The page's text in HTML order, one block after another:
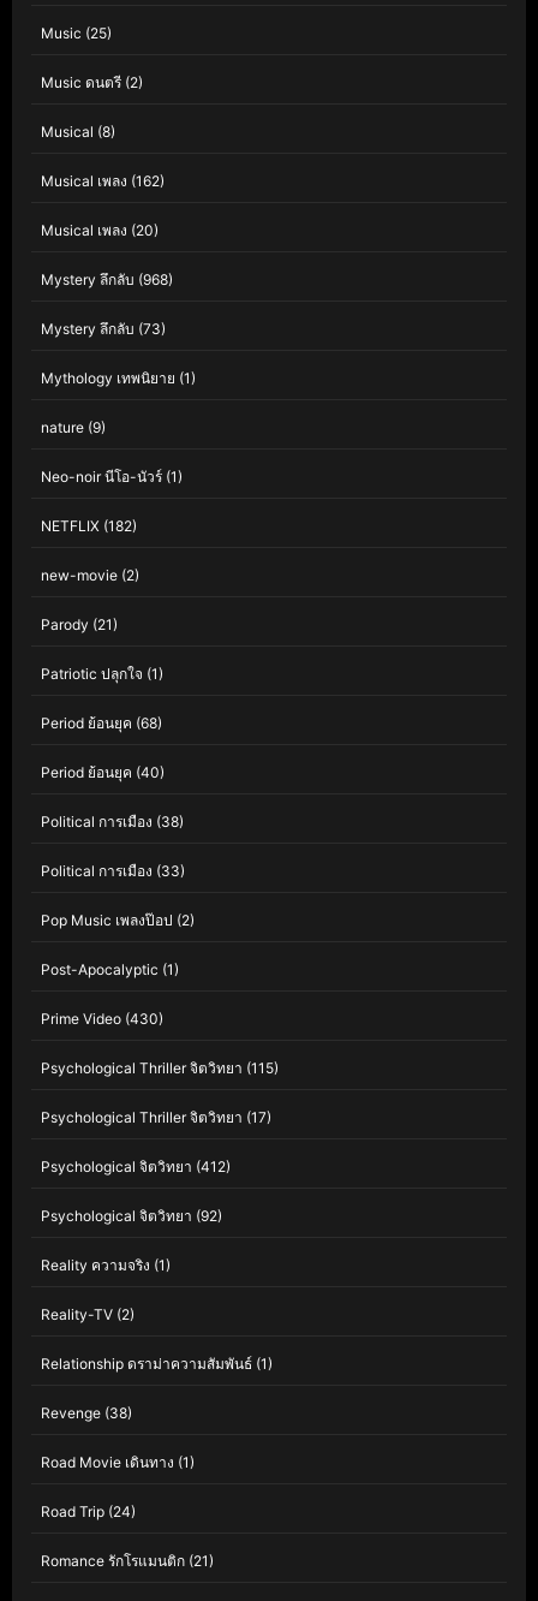
Music (25)
Music ดนตรี (2)
Musical (8)
Musical เพลง (162)
Musical เพลง (20)
Mystery ลึกลับ (968)
Mystery ลึกลับ (73)
Mythology เทพนิยาย (1)
nature (9)
Neo-noir นีโอ-นัวร์ (1)
NETFLIX (182)
new-movie (2)
Parody (21)
Patriotic ปลุกใจ (1)
Period ย้อนยุค (68)
Period ย้อนยุค (40)
Political การเมือง (38)
Political การเมือง (33)
Pop Music เพลงป๊อป (2)
Post-Apocalyptic (1)
Prime Video (430)
Psychological Thriller จิตวิทยา (115)
Psychological Thriller จิตวิทยา (17)
Psychological จิตวิทยา (412)
Psychological จิตวิทยา (92)
Reality ความจริง (1)
Reality-TV (2)
Relationship ดราม่าความสัมพันธ์ (1)
Revenge (38)
Road Movie เดินทาง (1)
Road Trip (24)
Romance รักโรแมนติก (21)